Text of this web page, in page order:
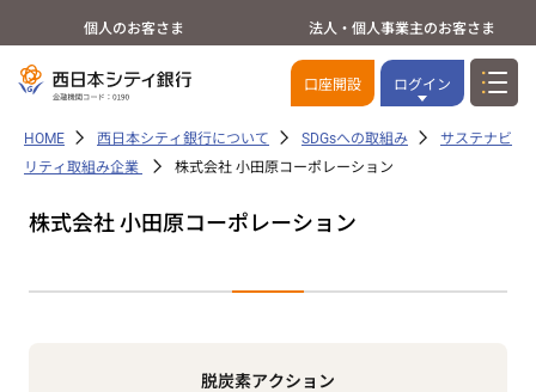
個人のお客さま 法人・個人事業主のお客さま
口座開設 ログイン
HOME 西日本シティ銀行について SDGsへの取組み
サステナビ
リティ取組み企業
株式会社 小田原コーポレーション
株式会社 小田原コーポレーション
脱炭素アクション